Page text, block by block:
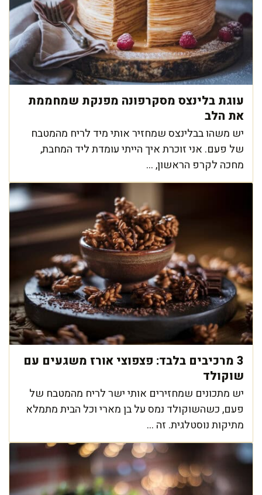
עוגת בלינצס מסקרפונה מפנקת שמחממת
את הלב
יש משהו בבלינצס שמחזיר אותי מיד לריח מהמטבח
של פעם. אני זוכרת איך הייתי עומדת ליד המחבת,
מחכה לקרפ הראשון, ...
3 מרכיבים בלבד: פצפוצי אורז משגעים עם
שוקולד
יש מתכונים שמחזירים אותי ישר לריח מהמטבח של
פעם, כשהשוקולד נמס על בן מארי וכל הבית מתמלא
מתיקות נוסטלגית. זה ...